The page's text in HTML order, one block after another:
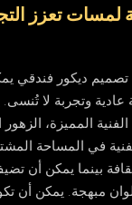
لمسات تعزز
تصميم ديكور فندقي
عادية وتجربة لا
المميزة،
في المساحة
بينما يمكن أن
مبهجة. يمكن أن